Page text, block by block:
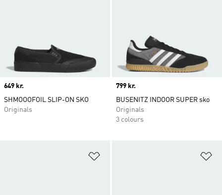
Price
649 kr.
SHMOOOFOIL SLIP-ON SKO
Originals
Price
799 kr.
BUSENITZ INDOOR SUPER sko
Originals
3 colours